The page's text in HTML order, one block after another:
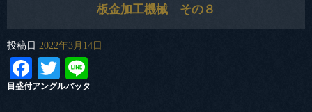
板金加工機械 その８
投稿日 2022年3月14日
Facebook
Twitter
目盛付アングルバッタ